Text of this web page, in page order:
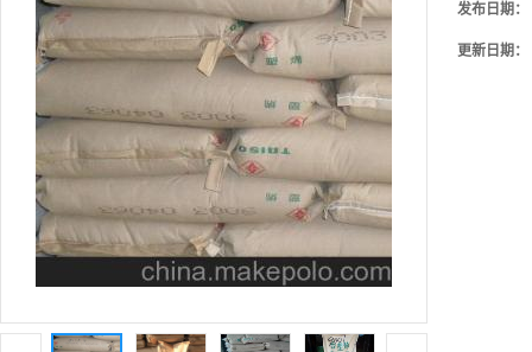
发布日期：
更新日期：